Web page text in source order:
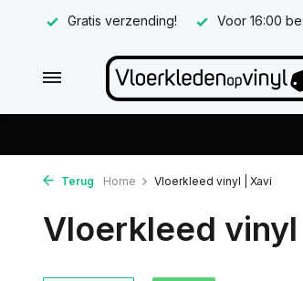
Gratis verzending! Voor 16:00
Terug Home Vloerkleed vinyl | Xavi
Vloerkleed vinyl